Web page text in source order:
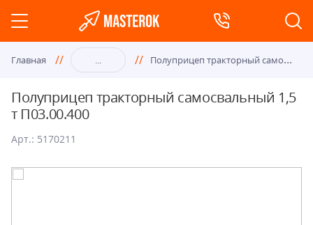
Главная ... Пол
уприцеп тракторный самосвальный 1,5 т П03.00.400
Полуприцеп тракторный самосвальный 1,5
т П03.00.400
Арт.: 5170211